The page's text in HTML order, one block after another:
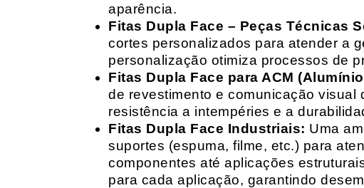
aparência.
Fitas Dupla Face – Peças Técnicas
cortes personalizados para atender a
personalização otimiza processos de
Fitas Dupla Face para ACM
de revestimento e comunicação visual
resistência a intempéries e a
Fitas Dupla Face Industriais: Uma
suportes (espuma, filme, etc.) para
componentes até aplicações
para cada aplicação, garantindo